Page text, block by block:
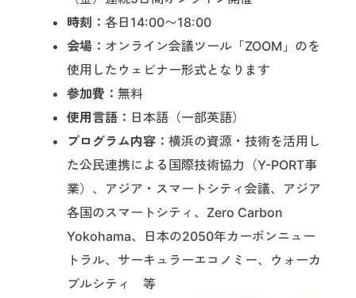
時刻： 各日14:00〜18:00
会場： オンライン会議ツール「ZOOM」のを
使用したウェビナー形式となります
参加費： 無料
使用言語： 日本語（一部英語）
プログラム内容： 横浜の資源・技術を活用し
た公民連携による国際技術協力（Y-PORT事
業）、アジア・スマートシティ会議、アジア
各国のスマートシティ、Zero Carbon
Yokohama、日本の2050年カーボンニュー
トラル、サーキュラーエコノミー、ウォーカ
ブルシティ 等